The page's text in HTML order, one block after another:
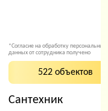
*Согласие на обработку персональных
данных от сотрудника получено
522 объектов
Сантехник